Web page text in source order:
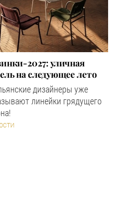
2027: уличная
на следующее лето
дизайнеры уже
линейки грядущего